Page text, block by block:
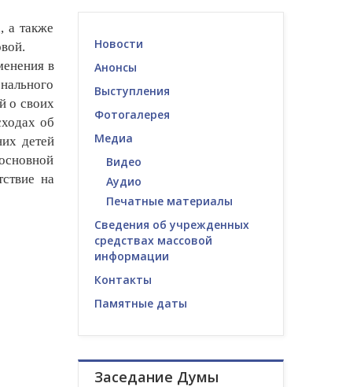
а также
в
о своих
об
детей
на
Новости
Анонсы
Выступления
Фотогалерея
Медиа
Видео
Аудио
Печатные материалы
Сведения об учрежденных
средствах массовой
информации
Контакты
Памятные даты
Заседание Думы